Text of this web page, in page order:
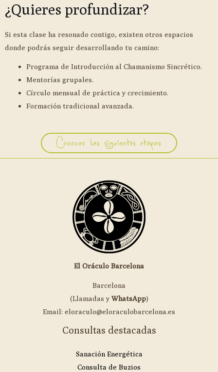
¿Quieres profundizar?
Si esta clase ha resonado contigo, existen otros espacios
donde podrás seguir desarrollando tu camino:
Programa de Introducción al Chamanismo Sincrético.
Mentorías grupales.
Círculo mensual de práctica y crecimiento.
Formación tradicional avanzada.
Conocer las siguientes etapas
El Oráculo Barcelona
Barcelona
(Llamadas y WhatsApp)
Email: eloraculo@eloraculobarcelona.es
Consultas destacadas
Sanación Energética
Consulta de Buzios